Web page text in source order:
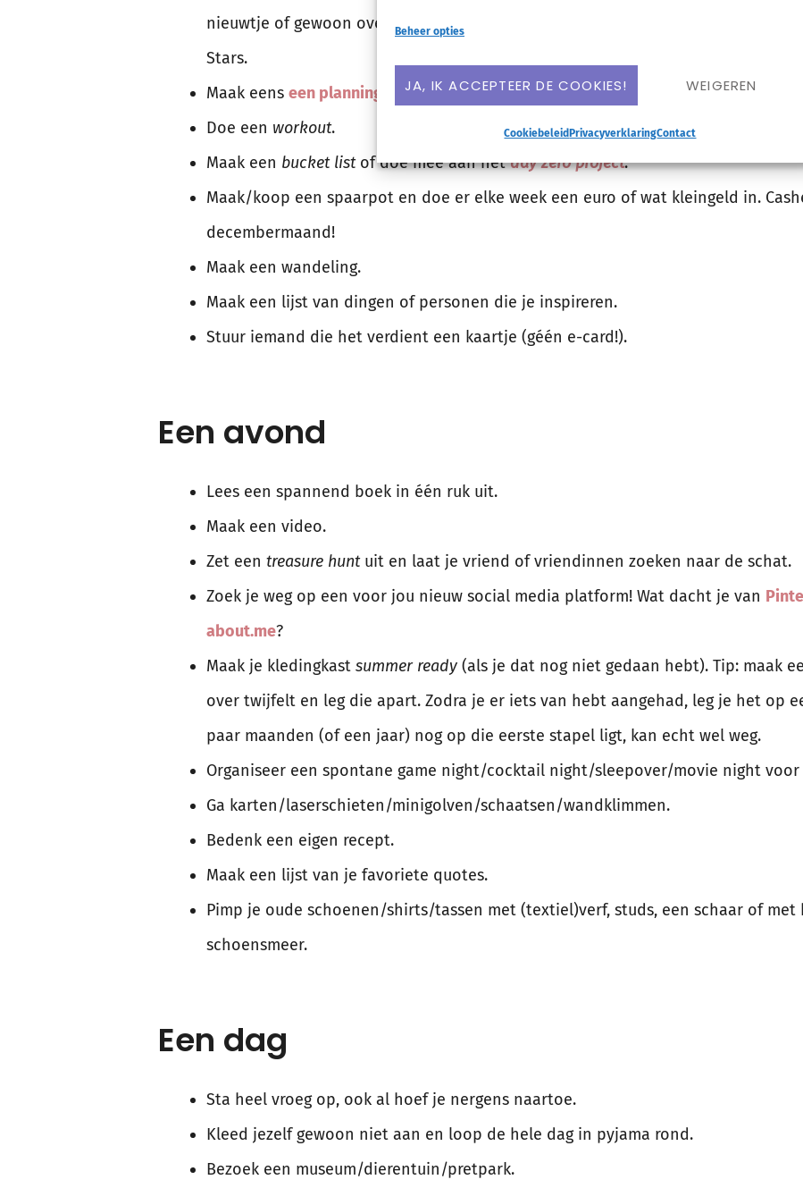
Beheer opties
JA, IK ACCEPTEER DE COOKIES! WEIGEREN
Cookiebeleid PrivacyverklaringContact
nieuwtje of gewoon over “wie er als eerste gaat trouwen” of “wie er het langste
Stars.
Maak eens een planning
als je dit nooit doet of doe dat juist niet als je dat
Doe een workout.
Maak een bucket listof doe mee aan hetday zero project.
Maak/koop een spaarpot en doe er elke week een euro of wat kleingeld in.
decembermaand!
Maak een wandeling.
Maak een lijst van dingen of personen die je inspireren.
Stuur iemand die het verdient een kaartje (géén e-card!).
Een avond
Lees een spannend boek in één ruk uit.
Maak een video.
Zet een treasure huntuit en laat je vriend of vriendinnen zoeken naar de schat.
Zoek je weg op een voor jou nieuw social media platform! Wat dacht je van
about.me?
Maak je kledingkast summer ready (als je dat nog niet gedaan hebt). Tip: maak
over twijfelt en leg die apart. Zodra je er iets van hebt aangehad, leg je het op
paar maanden (of een jaar) nog op die eerste stapel ligt, kan echt wel weg.
Organiseer een spontane game night/cocktail night/sleepover/movie night
Ga karten/laserschieten/minigolven/schaatsen/wandklimmen.
Bedenk een eigen recept.
Maak een lijst van je favoriete quotes.
Pimp je oude schoenen/shirts/tassen met (textiel)verf, studs, een schaar of
schoensmeer.
Een dag
Sta heel vroeg op, ook al hoef je nergens naartoe.
Kleed jezelf gewoon niet aan en loop de hele dag in pyjama rond.
Bezoek een museum/dierentuin/pretpark.